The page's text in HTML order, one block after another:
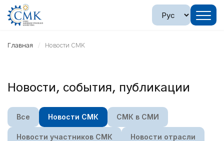
Главная Новости СМК
Новости, события, публикации
Все Новости СМК СМК в СМИ
Новости участников СМК Новости отрасли